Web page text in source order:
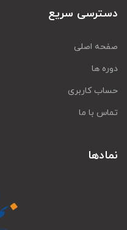
دسترسی سریع
صفحه اصلی
دوره ها
حساب کاربری
تماس با ما
نمادها